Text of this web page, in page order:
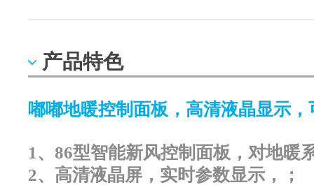
产品特色
嘟嘟地暖控制面板，高清液晶显示
1、86型智能新风控制面板，对地暖
2、高清液晶屏，实时参数显示，；